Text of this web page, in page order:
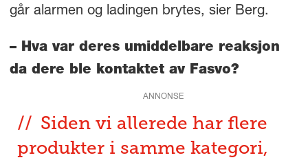
går alarmen og ladingen brytes, sier Berg.
– Hva var deres umiddelbare reaksjon
da dere ble kontaktet av Fasvo?
ANNONSE
Siden vi allerede har flere
produkter i samme kategori,